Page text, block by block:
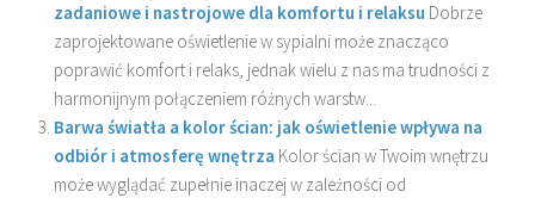
zadaniowe i nastrojowe dla komfortu i relaksu Dobrze
zaprojektowane oświetlenie w sypialni może znacząco
poprawić komfort i relaks, jednak wielu z nas ma trudności z
harmonijnym połączeniem różnych warstw...
Barwa światła a kolor ścian: jak oświetlenie wpływa na
odbiór i atmosferę wnętrza Kolor ścian w Twoim wnętrzu
może wyglądać zupełnie inaczej w zależności od